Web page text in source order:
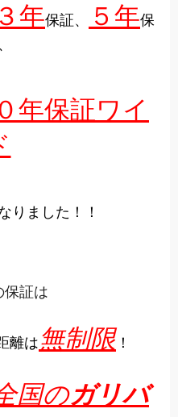
３年保証、 ５年保
年保証ワイ
りました！！
保証は
離は 無制限 ！
国のガリバ